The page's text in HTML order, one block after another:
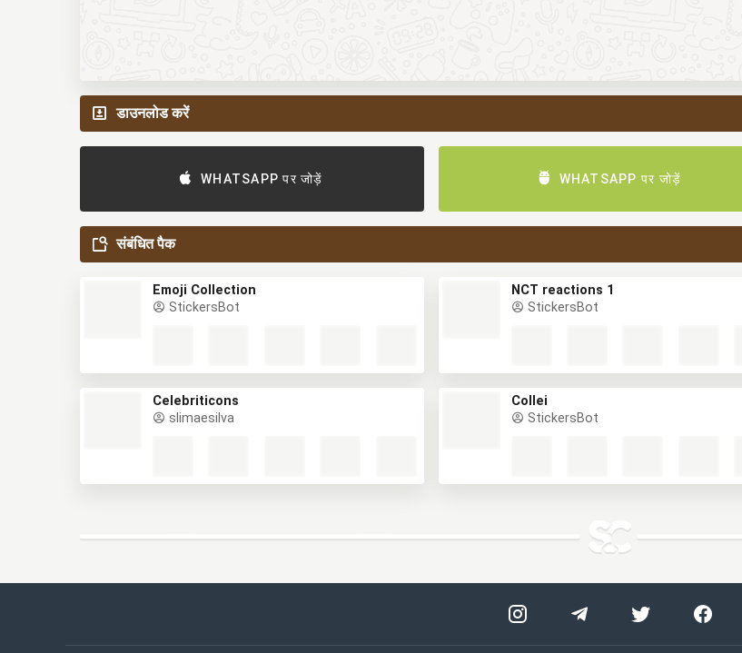
डाउनलोड करें
WHATSAPP पर जोड़ें WHATSAPP पर जोड़ें
संबंधित पैक
Emoji Collection
StickersBot
NCT reactions 1
StickersBot
Celebriticons
slimaesilva
Collei
StickersBot